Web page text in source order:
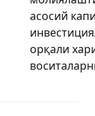
асосий
орқали